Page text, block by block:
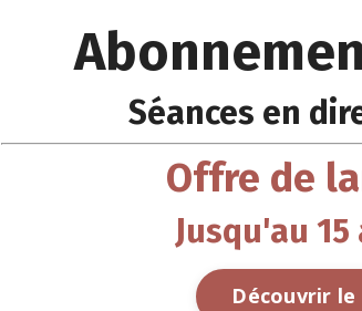
Séances en
Offre de
Jusqu'au
Découvrir le